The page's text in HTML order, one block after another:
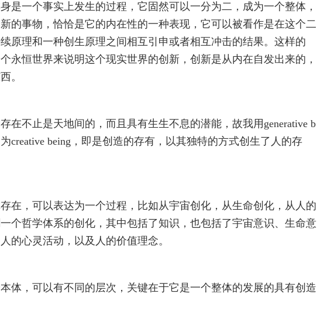
是一个事实上发生的过程，它固然可以一分为二，成为一个整体，
的事物，恰恰是它的内在性的一种表现，它可以被看作是在这个二
原理和一种创生原理之间相互引申或者相互冲击的结果。这样的
永恒世界来说明这个现实世界的创新，创新是从内在自发出来的，
。
在不止是天地间的，而且具有生生不息的潜能，故我用generative b
creative being，即是创造的存有，以其独特的方式创生了人的存
在，可以表达为一个过程，比如从宇宙创化，从生命创化，从人的
个哲学体系的创化，其中包括了知识，也包括了宇宙意识、生命意
的心灵活动，以及人的价值理念。
体，可以有不同的层次，关键在于它是一个整体的发展的具有创造